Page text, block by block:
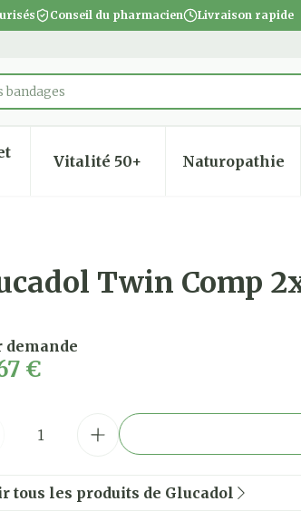
Conseil du pharmacien Livraison rapide
bandages
soins et hygiène
la catégorie Régime,
le sous-menu pour la catégorie
Vitalité 50+Afficher le sous-menu
Naturopathie
Afficher
Twin Comp
€
demande
tous les produits de Glucadol